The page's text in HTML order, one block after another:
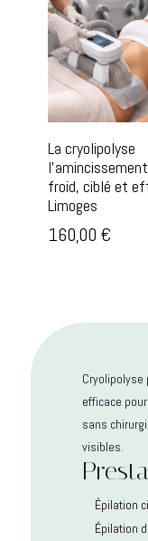
La cryolipolyse
froid, ciblé et
Limoges
160,00 €
Cryolipolyse
efficace
sans
visibles.
Épilation
Épilation